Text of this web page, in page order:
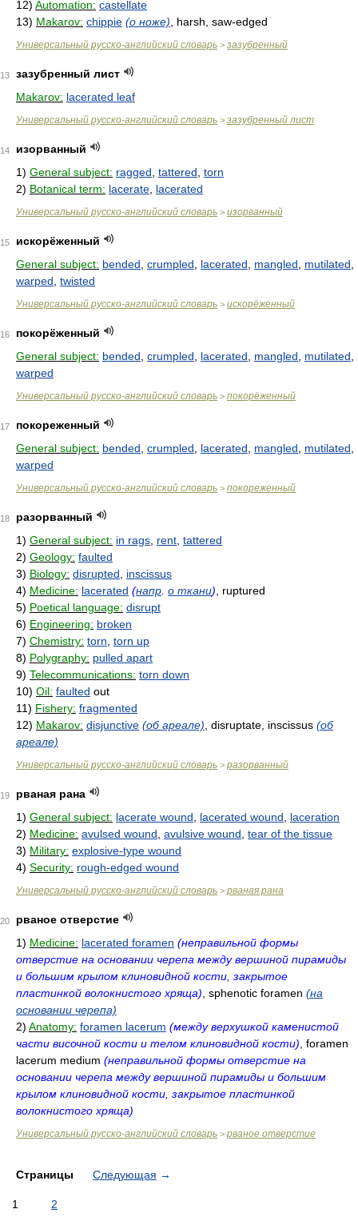
12) Automation: castellate
13) Makarov: chippie (о ноже) , harsh, saw-edged
Универсальный русско-английский словарь > зазубренный
13
зазубренный лист
Makarov: lacerated leaf
Универсальный русско-английский словарь > зазубренный лист
14
изорванный
1) General subject: ragged tattered torn
2) Botanical term: lacerate lacerated
Универсальный русско-английский словарь > изорванный
15
искорёженный
General subject: bended crumpled lacerated mangled mutilated
warped twisted
Универсальный русско-английский словарь > искорёженный
16
покорёженный
General subject: bended crumpled lacerated mangled mutilated
warped
Универсальный русско-английский словарь > покорёженный
17
покореженный
General subject: bended crumpled lacerated mangled mutilated
warped
Универсальный русско-английский словарь > покореженный
18
разорванный
1) General subject: in rags rent tattered
2) Geology: faulted
3) Biology: disrupted
inscissus
4) Medicine: lacerated (напр о ткани) , ruptured
5) Poetical language: disrupt
6) Engineering: broken
7) Chemistry: torn torn up
8) Polygraphy: pulled apart
9) Telecommunications: torn down
10) Oil: faulted out
11) Fishery: fragmented
12) Makarov: disjunctive (об ареале) , disruptate, inscissus (об
ареале)
Универсальный русско-английский словарь > разорванный
19
рваная рана
1) General subject: lacerate wound lacerated wound
laceration
2) Medicine: avulsed wound avulsive wound tear of the tissue
3) Military: explosive-type wound
4) Security: rough-edged wound
Универсальный русско-английский словарь > рваная рана
20
рваное отверстие
1) Medicine: lacerated foramen (неправильной формы
отверстие на основании черепа между вершиной пирамиды
и большим крылом клиновидной кости, закрытое
пластинкой волокнистого хряща) , sphenotic foramen (на
основании черепа)
2) Anatomy: foramen lacerum (между верхушкой каменистой
части височной кости и телом клиновидной кости) , foramen
lacerum medium (неправильной формы отверстие на
основании черепа между вершиной пирамиды и большим
крылом клиновидной кости, закрытое пластинкой
волокнистого хряща)
Универсальный русско-английский словарь > рваное отверстие
Страницы Следующая →
1 2